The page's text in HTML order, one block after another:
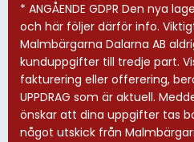
* ANGÅENDE GDPR Den nya
och här följer därför info.
Malmbärgarna Dalarna AB
kunduppgifter till tredje part.
fakturering eller offerering,
UPPDRAG som är aktuell.
önskar att dina uppgifter tas
något utskick från